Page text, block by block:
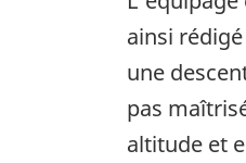
ainsi
une
pas
altitude et